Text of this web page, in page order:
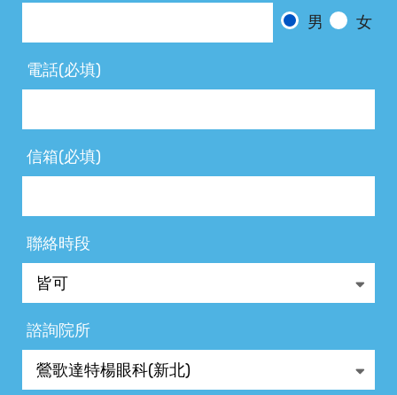
男
女
電話(必填)
信箱(必填)
聯絡時段
諮詢院所